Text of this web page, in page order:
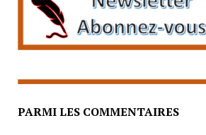
PARMI LES COMMENTAIRES